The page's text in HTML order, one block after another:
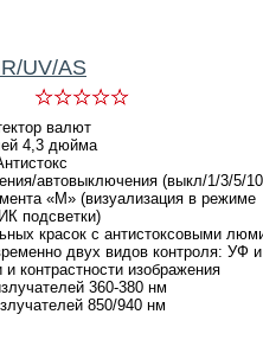
UV/AS
валют
4,3 дюйма
автовыключения (выкл/1/3/5/
«М» (визуализация в режиме
подсветки)
красок с антистоксовыми
двух видов контроля: УФ
и контрастности изображения
360-380 нм
850/940 нм